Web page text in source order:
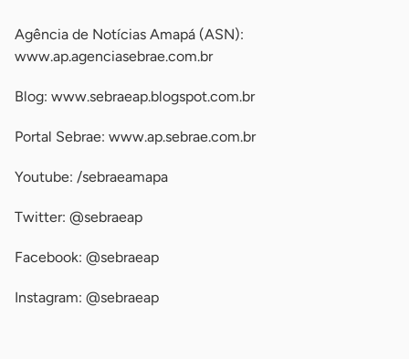
Agência de Notícias Amapá (ASN):
www.ap.agenciasebrae.com.br
Blog: www.sebraeap.blogspot.com.br
Portal Sebrae: www.ap.sebrae.com.br
Youtube: /sebraeamapa
Twitter: @sebraeap
Facebook: @sebraeap
Instagram: @sebraeap